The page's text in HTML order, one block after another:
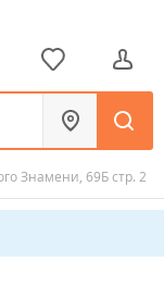
Знамени, 69Б стр. 2